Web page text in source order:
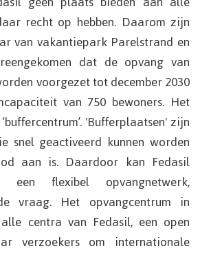
recht op hebben. Daarom zijn
van vakantiepark Parelstrand en
dat de opvang van
voorgezet tot december 2030
van 750 bewoners. Het
'Bufferplaatsen' zijn
snel geactiveerd kunnen worden
aan is. Daardoor kan Fedasil
een flexibel opvangnetwerk,
vraag. Het opvangcentrum in
centra van Fedasil, een open
verzoekers om internationale